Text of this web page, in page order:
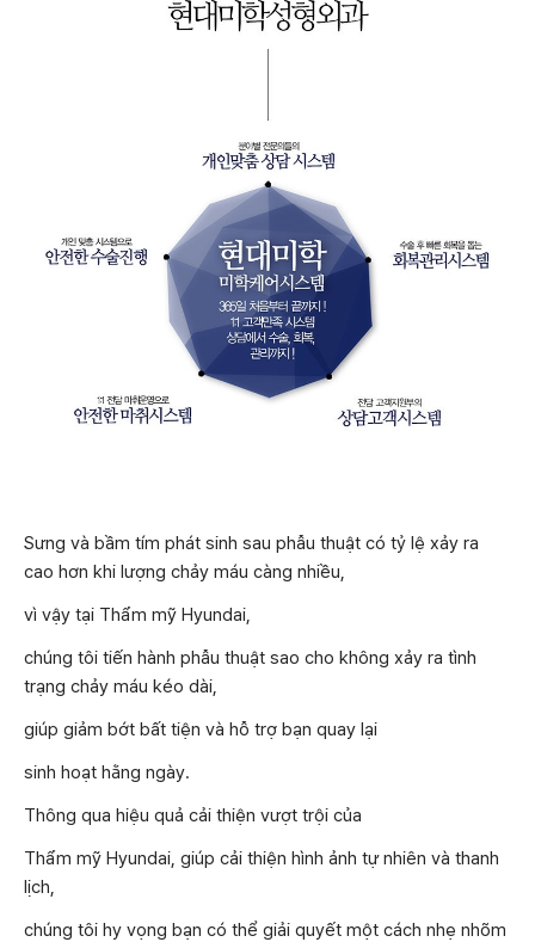
Sưng và bầm tím phát sinh sau phẫu thuật có tỷ lệ xảy ra
cao hơn khi lượng chảy máu càng nhiều,
vì vậy tại Thẩm mỹ Hyundai,
chúng tôi tiến hành phẫu thuật sao cho không xảy ra tình
trạng chảy máu kéo dài,
giúp giảm bớt bất tiện và hỗ trợ bạn quay lại
sinh hoạt hằng ngày.
Thông qua hiệu quả cải thiện vượt trội của
Thẩm mỹ Hyundai, giúp cải thiện hình ảnh tự nhiên và thanh
lịch,
chúng tôi hy vọng bạn có thể giải quyết một cách nhẹ nhõm